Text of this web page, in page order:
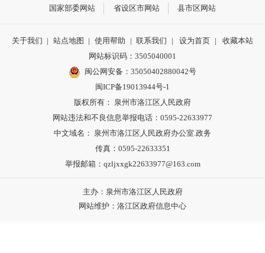
国家部委网站 省设区市网站 县市区网站
关于我们 | 站点地图 | 使用帮助 | 联系我们 | 设为首页 |
收藏本站
网站标识码：3505040001
闽公网安备：35050402880042号
闽ICP备19013944号-1
版权所有： 泉州市洛江区人民政府
网站违法和不良信息举报电话：0595-22633977
中文域名： 泉州市洛江区人民政府办公室.政务
传真：0595-22633351
举报邮箱：qzljxxgk22633977@163.com
主办：泉州市洛江区人民政府
网站维护：洛江区政府信息中心